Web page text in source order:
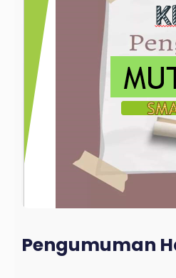
Pengumuman